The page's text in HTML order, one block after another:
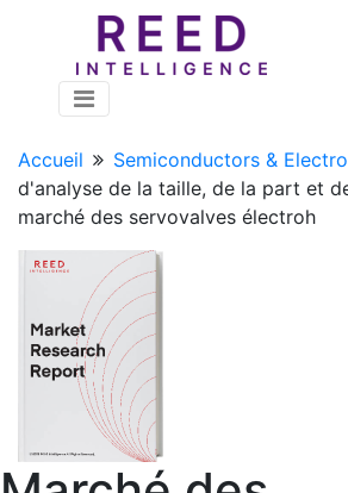
Accueil Semiconductors &
d'analyse de la taille, de la part et
marché des servovalves électroh